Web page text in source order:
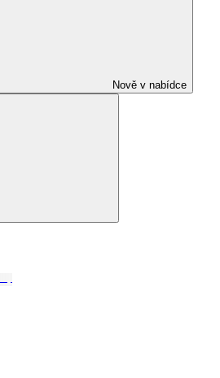
Nově v nabídce